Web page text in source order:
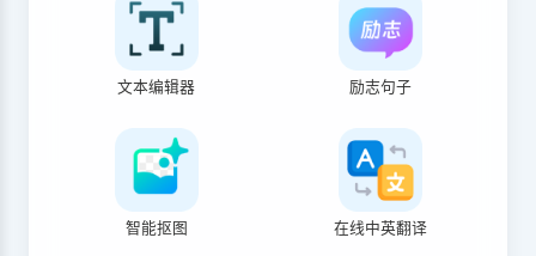
文本编辑器 励志句子
智能抠图 在线中英翻译